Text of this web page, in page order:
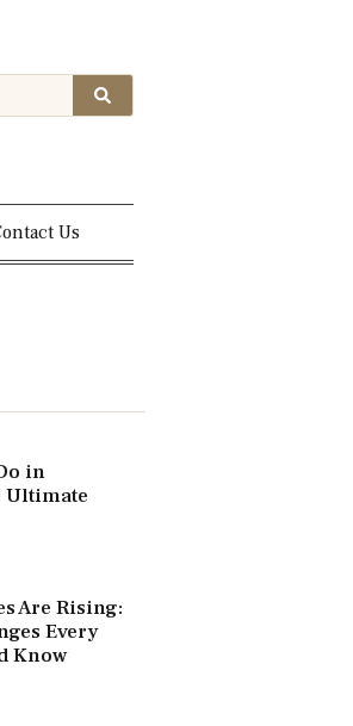
Us
in
Ultimate
Are Rising:
Every
Know